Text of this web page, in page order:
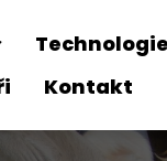
Technologie
Kontakt